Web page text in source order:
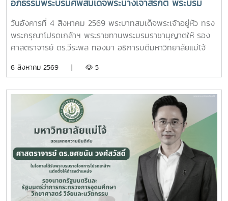
อภิธรรมพระบรมศพสมเด็จพระนางเจ้าสิริกิติ์ พระบรม
ราชินีนาถ พระบรมราชชนนีพันปีหลวง พร้อมเข้ากราบ
ถวายบังคมพระศพ สมเด็จพระเจ้าลูกเธอ เจ้าฟ้าพัชรกิติยา
ภา นเรนทิราเทพยวดี กรมหลวงราชสาริณีสิริพัชร มหา
วันอังคารที่ 4 สิงหาคม 2569 พระบาทสมเด็จพระเจ้าอยู่หัว ทรง
พระกรุณาโปรดเกล้าฯ พระราชทานพระบรมราชานุญาตให้ รอง
ศาสตราจารย์ ดร.วีระพล ทองมา อธิการบดีมหาวิทยาลัยแม่โจ้
บุคลากร รวมจำนวน 25 คน เป็นเจ้าภาพพระพิธีธรรมสวดพระ
พระบรมราชชนนีพันปีหลวง ณ พระที่นั่งดุสิตมหาปราสาท
พระบรมมหาราชวัง และเข้ากราบถวายบังคมพระศพสมเด็จ
พระเจ้าลูกเธอ เจ้าฟ้าพัชรกิติยาภา นเรนทิราเทพยวดี กรมหลวง
ราชสาริณีสิริพัชร มหาวัชรราชธิดา ณ พระที่นั่งพิมานรัตยา
พระบรมมหาราชวังการเข้าร่วมพิธีในครั้งนี้ นับเป็นพระ
มหากรุณาธิคุณล้นเกล้าล้นกระหม่อมแก่คณะผู้บริหาร
มหาวิทยาลัย สมาคมศิษย์เก่า และบุคลากร มหาวิทยาลัยแม่โจ้ที่ได้
ร่วมแสดงความจงรักภักดี ถวายความอาลัยและน้อมรำลึกในพระ
มหากรุณาธิคุณอย่างหาที่สุดมิได้
6 สิงหาคม 2569 | 5